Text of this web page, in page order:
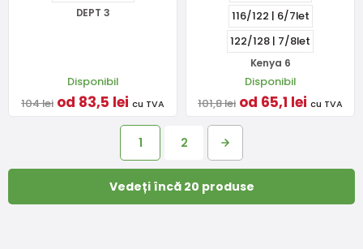
DEPT 3
Disponibil
104 lei od 83,5 lei cu TVA
116/122 | 6/7let
122/128 | 7/8let
Kenya 6
Disponibil
101,8 lei od 65,1 lei cu TVA
1 2
Vedeți încă 20 produse